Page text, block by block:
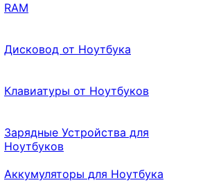
RAM
Дисковод от Ноутбука
Клавиатуры от Ноутбуков
Зарядные Устройства для
Ноутбуков
Аккумуляторы для Ноутбука